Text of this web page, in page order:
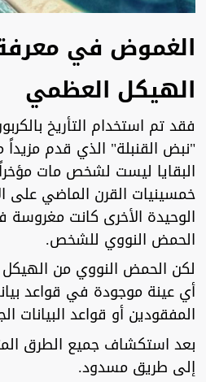
الغموض في
الهيكل العظمي
فقد تم استخدام التأريخ
"نبض القنبلة" الذي قدم مزيداً
البقايا ليست لشخص مات
خمسينيات القرن الماضي على
الوحيدة الأخرى كانت
الحمض النووي للشخص.
لكن الحمض النووي من
أي عينة موجودة في قواعد
المفقودين أو قواعد البيانات
بعد استكشاف جميع الطرق
إلى طريق مسدود.